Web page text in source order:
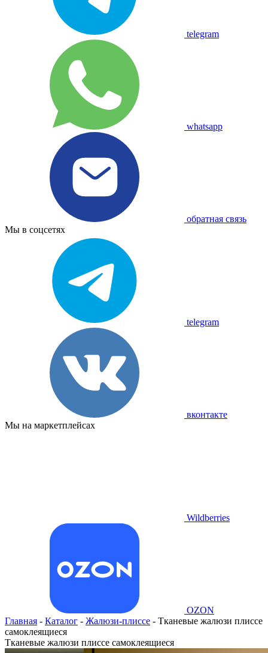
telegram
whatsapp
обратная связь
Мы в соцсетях
telegram
вконтакте
Мы на маркетплейсах
Wildberries
OZON
Главная - Каталог - Жалюзи-плиссе - Тканевые жалюзи плиссе
самоклеящиеся
Тканевые жалюзи плиссе самоклеящиеся